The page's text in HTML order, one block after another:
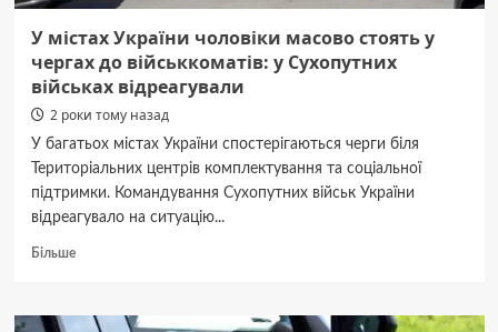
У містах України чоловіки масово стоять у
чергах до військкоматів: у Сухопутних
військах відреагували
2 роки тому назад
У багатьох містах України спостерігаються черги біля
Територіальних центрів комплектування та соціальної
підтримки. Командування Сухопутних військ України
відреагувало на ситуацію...
БільшеДокладніше
містах